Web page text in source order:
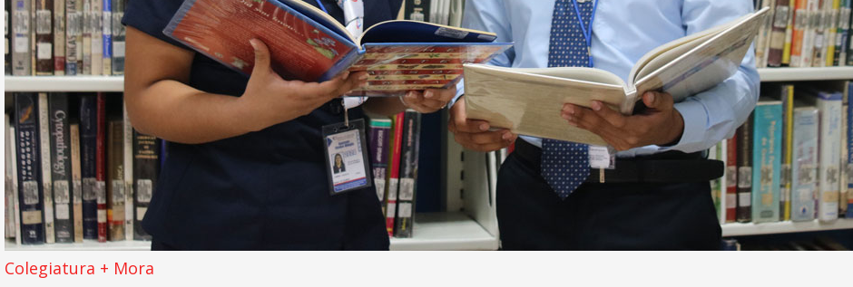
Colegiatura + Mora